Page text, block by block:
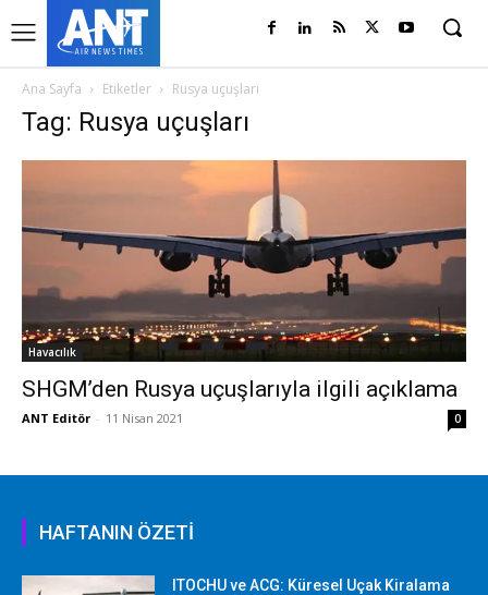
Ana Sayfa Etiketler Rusya uçuşları
Tag: Rusya uçuşları
Havacılık
SHGM’den Rusya uçuşlarıyla ilgili açıklama
ANT Editör - 11 Nisan 2021 0
HAFTANIN ÖZETİ
ITOCHU ve ACG: Küresel Uçak Kiralama